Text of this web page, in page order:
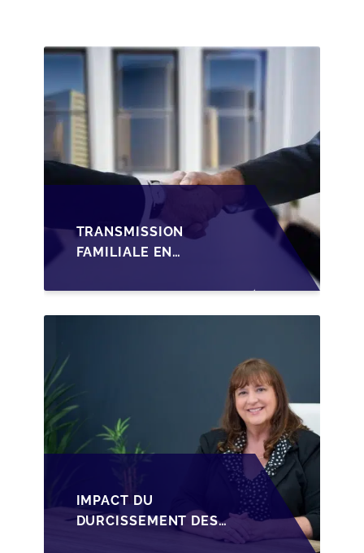
TRANSMISSION
FAMILIALE EN
STRUCTURER LA
CESSION DES PARTS
IMPACT DU
DURCISSEMENT DES